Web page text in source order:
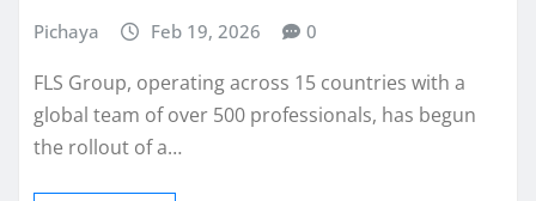
Pichaya Feb 19, 2026 0
FLS Group, operating across 15 countries with a
global team of over 500 professionals, has begun
the rollout of a…